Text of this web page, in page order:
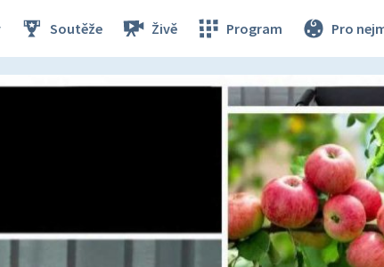
Soutěže Živě Program Pro